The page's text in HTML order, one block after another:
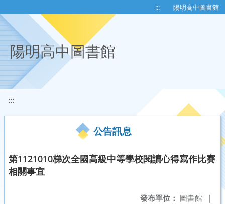
::: 陽明高中圖書館
陽明高中圖書館
:::
公告訊息
第1121010梯次全國高級中等學校閱讀心得寫作比賽
相關事宜
發布單位： 圖書館 |